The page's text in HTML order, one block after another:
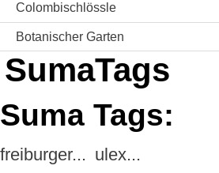
Colombischlössle
Botanischer Garten
SumaTags
Suma Tags:
freiburger... ulex...